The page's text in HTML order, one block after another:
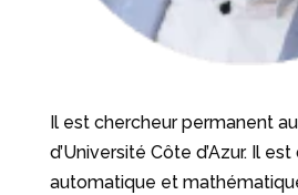
Il est chercheur permanent
d’Université Côte d’Azur. Il
automatique et